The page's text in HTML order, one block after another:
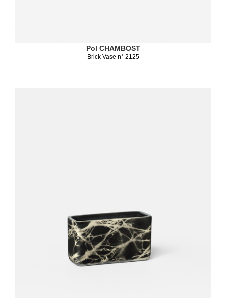
Pol CHAMBOST
Brick Vase n° 2125